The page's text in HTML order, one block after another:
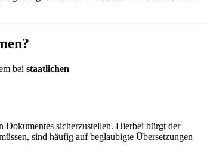
bei staatlichen
Dokumentes sicherzustellen. Hierbei bürgt der
sind häufig auf beglaubigte Übersetzungen